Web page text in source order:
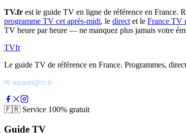
TV.fr est le guide TV en ligne de référence en France.
programme TV cet après-midi, le direct et le France TV
TV heure par heure — ne manquez plus jamais votre
TVfr
Le guide TV de référence en France. Programmes,
✉ support@tv.fr
🇫🇷 Service 100% gratuit
Guide TV